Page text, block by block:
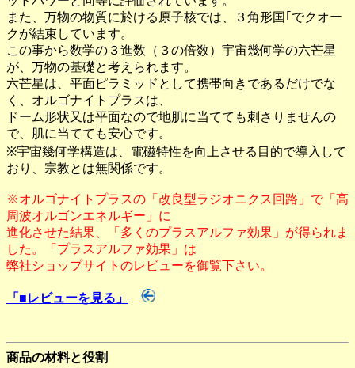
また、万物の物質に於ける原子核では、３角形国｢でクオー
クが結束しています。
この事から数学の３進数（３の倍数）宇宙幾何学の六芒星
が、万物の基礎と考えられます。
六芒星は、平面ピラミッドとして携帯向きであるだけでな
く、オルゴナイトプラスは、
ドーム形状又は平面なので地肌に当てても刺さりませんの
で、肌に当てても安心です。
※宇宙幾何学構造は、電磁特性を向上させる目的で導入して
おり、宗教とは無関係です。
※オルゴナイトプラスの「改良型ラジオニクス回路」で「高
周波オルゴンエネルギー」に
進化させた結果、「多くのプラスアルファ効果」が得られま
した。「プラスアルファ効果」は
弊社ショップサイトのレビューを御覧下さい。
「■レビューを見る」
商品の材料と役割